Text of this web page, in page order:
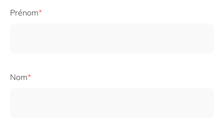
Prénom
Nom